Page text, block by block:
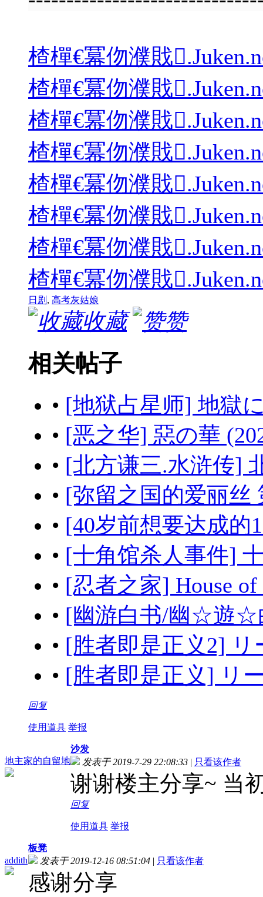
楂樿€冪伆濮戝
楂樿€冪伆濮戝
楂樿€冪伆濮戝
楂樿€冪伆濮戝
楂樿€冪伆濮戝
楂樿€冪伆濮戝
楂樿€冪伆濮戝
楂樿€冪伆濮戝
日剧 , 高考灰姑娘
收藏 赞
相关帖子
• [地狱占星师] 地獄
• [恶之华] 惡の華
• [北方谦三.水浒传]
• [弥留之国的爱丽丝
• [40岁前想要达成的
• [十角馆杀人事件]
• [忍者之家] House
• [幽游白书/幽☆遊☆
• [胜者即是正义2] リ
• [胜者即是正义] リ
回复
使用道具 举报
地主家的自留地
沙发
发表于 2019-7-29 22:08:33 | 只看该作者
谢谢楼主分享~ 当
回复
使用道具 举报
addith
板凳
发表于 2019-12-16 08:51:04 | 只看该作者
感谢分享